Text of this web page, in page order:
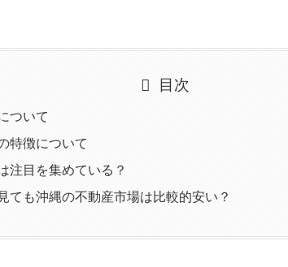
目次
ついて
特徴について
注目を集めている？
ても沖縄の不動産市場は比較的安い？